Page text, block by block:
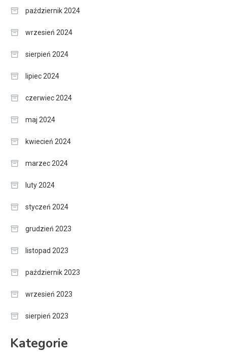
październik 2024
wrzesień 2024
sierpień 2024
lipiec 2024
czerwiec 2024
maj 2024
kwiecień 2024
marzec 2024
luty 2024
styczeń 2024
grudzień 2023
listopad 2023
październik 2023
wrzesień 2023
sierpień 2023
Kategorie